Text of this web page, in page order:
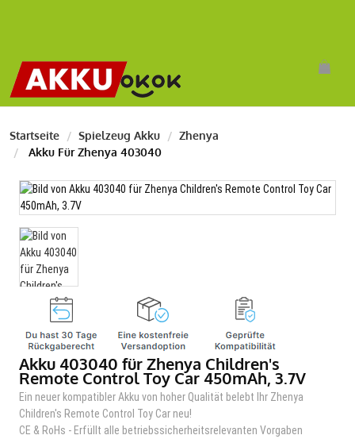
Startseite Spielzeug Akku
Zhenya
Akku Für Zhenya 403040
Akku 403040 für Zhenya Children's
Remote Control Toy Car 450mAh, 3.7V
Ein neuer kompatibler Akku von hoher Qualität belebt Ihr Zhenya
Children's Remote Control Toy Car neu!
CE & RoHs - Erfüllt alle betriebssicherheitsrelevanten Vorgaben